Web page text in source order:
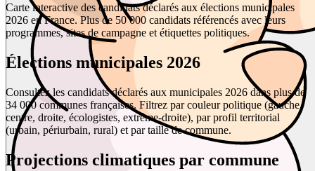
Carte interactive des candidats déclarés aux élections municipales
2026 en France. Plus de 50 000 candidats référencés avec leurs
programmes, sites de campagne et étiquettes politiques.
Élections municipales 2026
Consultez les candidats déclarés aux municipales 2026 dans plus de
34 000 communes françaises. Filtrez par couleur politique (gauche,
centre, droite, écologistes, extrême-droite), par profil territorial
(urbain, périurbain, rural) et par taille de commune.
Projections climatiques par commune